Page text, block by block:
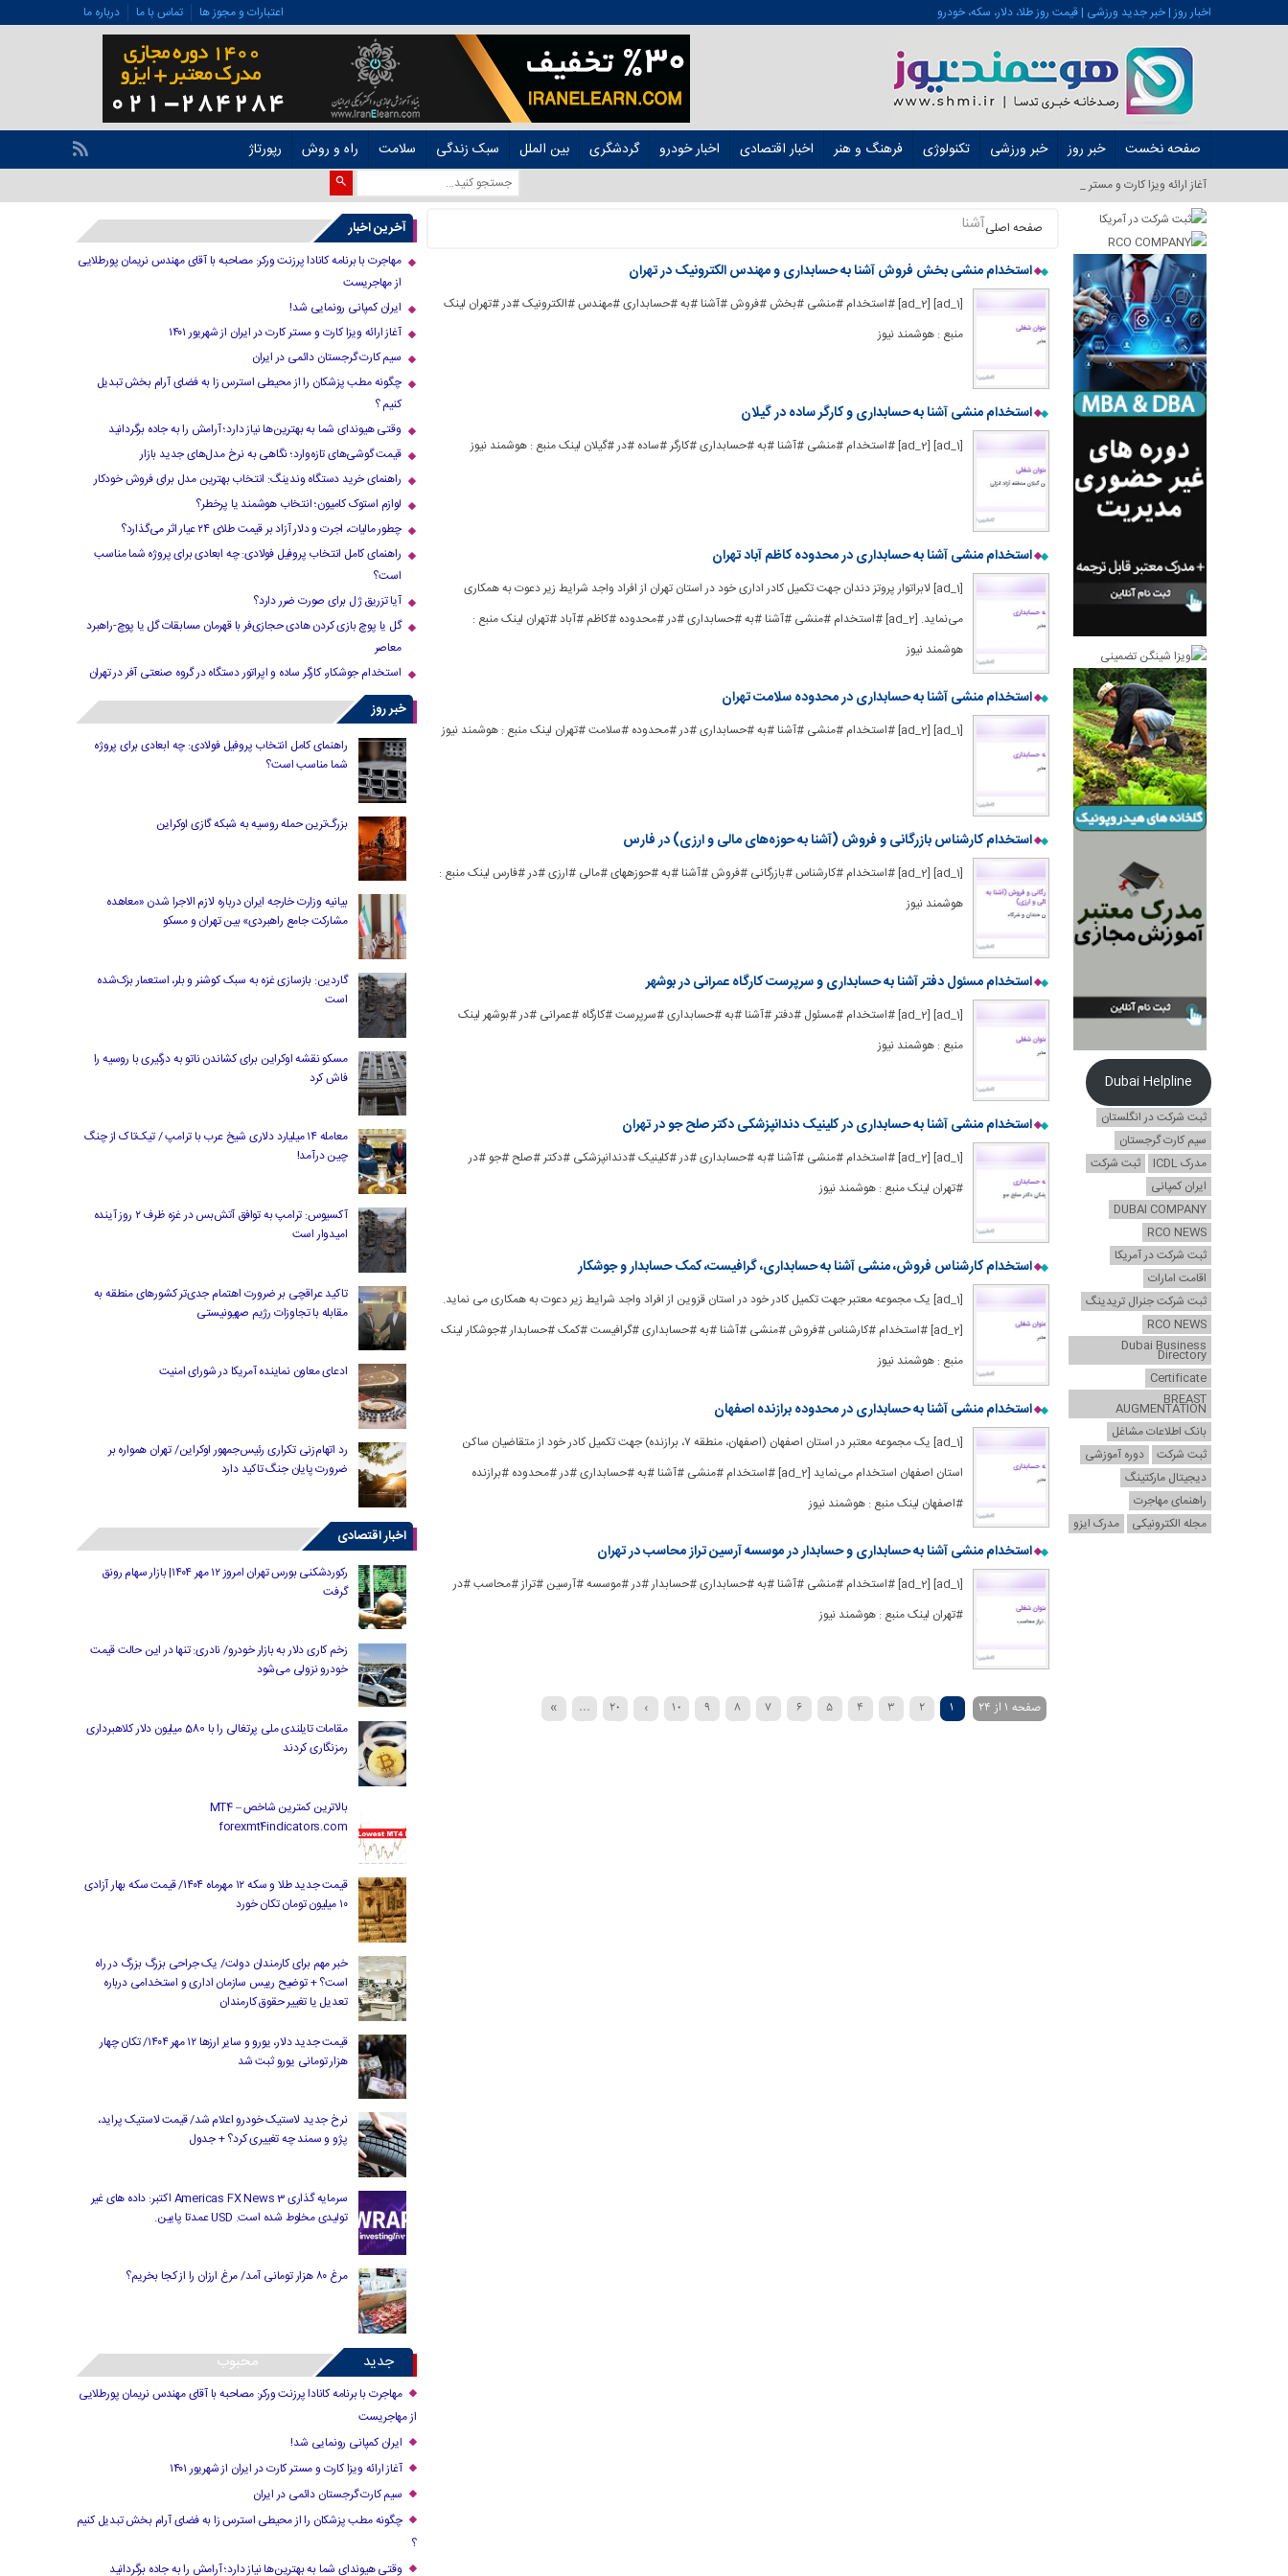
اخبار روز | خبر جدید ورزشی | قیمت روز طلا، دلار، سکه، خودرو اعتبارات و مجوز ها تماس با ما درباره ما
صفحه نخست خبر روز خبر ورزشی تکنولوژی فرهنگ و هنر اخبار اقتصادی اخبار خودرو گردشگری بین الملل سبک زندگی سلامت راه و روش رپورتاژ
آغاز ارائه ویزا کارت و مستر کارت در ایر_
صفحه اصلیآشنا
استخدام منشی بخش فروش آشنا به حسابداری و مهندس الکترونیک در تهران
[ad_1] [ad_2] #استخدام #منشی #بخش #فروش #آشنا #به #حسابداری #مهندس #الکترونیک #در #تهران لینک
منبع : هوشمند نیوز
استخدام منشی آشنا به حسابداری و کارگر ساده در گیلان
[ad_1] [ad_2] #استخدام #منشی #آشنا #به #حسابداری #کارگر #ساده #در #گیلان لینک منبع : هوشمند نیوز
استخدام منشی آشنا به حسابداری در محدوده کاظم آباد تهران
[ad_1] لابراتوار پروتز دندان جهت تکمیل کادر اداری خود در استان تهران از افراد واجد شرایط زیر دعوت به همکاری
می‌نماید. [ad_2] #استخدام #منشی #آشنا #به #حسابداری #در #محدوده #کاظم #آباد #تهران لینک منبع :
هوشمند نیوز
استخدام منشی آشنا به حسابداری در محدوده سلامت تهران
[ad_1] [ad_2] #استخدام #منشی #آشنا #به #حسابداری #در #محدوده #سلامت #تهران لینک منبع : هوشمند نیوز
استخدام کارشناس بازرگانی و فروش (آشنا به حوزه‌های مالی و ارزی) در فارس
[ad_1] [ad_2] #استخدام #کارشناس #بازرگانی #فروش #آشنا #به #حوزههای #مالی #ارزی #در #فارس لینک منبع :
هوشمند نیوز
استخدام مسئول دفتر آشنا به حسابداری و سرپرست کارگاه عمرانی در بوشهر
[ad_1] [ad_2] #استخدام #مسئول #دفتر #آشنا #به #حسابداری #سرپرست #کارگاه #عمرانی #در #بوشهر لینک
منبع : هوشمند نیوز
استخدام منشی آشنا به حسابداری در کلینیک دندانپزشکی دکتر صلح جو در تهران
[ad_1] [ad_2] #استخدام #منشی #آشنا #به #حسابداری #در #کلینیک #دندانپزشکی #دکتر #صلح #جو #در
#تهران لینک منبع : هوشمند نیوز
استخدام کارشناس فروش، منشی آشنا به حسابداری، گرافیست، کمک حسابدار و جوشکار
[ad_1] یک مجموعه معتبر جهت تکمیل کادر خود در استان قزوین از افراد واجد شرایط زیر دعوت به همکاری می نماید.
[ad_2] #استخدام #کارشناس #فروش #منشی #آشنا #به #حسابداری #گرافیست #کمک #حسابدار #جوشکار لینک
منبع : هوشمند نیوز
استخدام منشی آشنا به حسابداری در محدوده برازنده اصفهان
[ad_1] یک مجموعه معتبر در استان اصفهان (اصفهان، منطقه ۷، برازنده) جهت تکمیل کادر خود از متقاضیان ساکن
استان اصفهان استخدام می‌نماید [ad_2] #استخدام #منشی #آشنا #به #حسابداری #در #محدوده #برازنده
#اصفهان لینک منبع : هوشمند نیوز
استخدام منشی آشنا به حسابداری و حسابدار در موسسه آرسین تراز محاسب در تهران
[ad_1] [ad_2] #استخدام #منشی #آشنا #به #حسابداری #حسابدار #در #موسسه #آرسین #تراز #محاسب #در
#تهران لینک منبع : هوشمند نیوز
صفحه 1 از 24 1
2
3
4
5
6
7
8
9
10
›
20
...
»
Dubai Helpline
ثبت شرکت در انگلستان
سیم کارت گرجستان
مدرک ICDL
ثبت شرکت
ایران کمپانی
DUBAI COMPANY
RCO NEWS
ثبت شرکت در آمریکا
اقامت امارات
ثبت شرکت جنرال تریدینگ
RCO NEWS
Dubai Business
Directory
Certificate
BREAST
AUGMENTATION
بانک اطلاعات مشاغل
ثبت شرکت
دوره آموزشی
دیجیتال مارکتینگ
راهنمای مهاجرت
مجله الکترونیکی
مدرک ایزو
آخرین اخبار
مهاجرت با برنامه کانادا پرزنت ورکر: مصاحبه با آقای مهندس نریمان پورطلایی
از مهاجریست
ایران کمپانی رونمایی شد!
آغاز ارائه ویزا کارت و مستر کارت در ایران از شهریور ۱۴۰۱
سیم کارت گرجستان دائمی در ایران
چگونه مطب پزشکان را از محیطی استرس زا به فضای آرام بخش تبدیل
کنیم ؟
وقتی هیوندای شما به بهترین‌ها نیاز دارد؛ آرامش را به جاده برگردانید
قیمت گوشی‌های تازه‌وارد؛ نگاهی به نرخ مدل‌های جدید بازار
راهنمای خرید دستگاه وندینگ: انتخاب بهترین مدل برای فروش خودکار
لوازم استوک کامیون؛ انتخاب هوشمند یا پرخطر؟
چطور مالیات، اجرت و دلار آزاد بر قیمت طلای ۲۴ عیار اثر می‌گذارد؟
راهنمای کامل انتخاب پروفیل فولادی: چه ابعادی برای پروژه شما مناسب
است؟
آیا تزریق ژل برای صورت ضرر دارد​؟
گل یا پوچ بازی کردن هادی حجازی‌فر با قهرمان مسابقات گل یا پوچ-راهبرد
معاصر
استخدام جوشکار، کارگر ساده و اپراتور دستگاه در گروه صنعتی آفر در تهران
خبر روز
راهنمای کامل انتخاب پروفیل فولادی: چه ابعادی برای پروژه
شما مناسب است؟
بزرگ‌ترین حمله روسیه به شبکه گازی اوکراین
بیانیه وزارت خارجه ایران درباره لازم‌ الاجرا شدن «معاهده
مشارکت جامع راهبردی» بین تهران و مسکو
گاردین: بازسازی غزه به سبک کوشنر و بلر، استعمار بزک‌شده
است
مسکو نقشه اوکراین برای کشاندن ناتو به درگیری با روسیه را
فاش کرد
معامله ۱۴ میلیارد دلاری شیخ عرب با ترامپ / تیک‌تاک از چنگ
چین درآمد!
آکسیوس: ترامپ به توافق آتش‌بس در غزه ظرف ۲ روز آینده
امیدوار است
تاکید عراقچی بر ضرورت اهتمام جدی‌تر کشورهای منطقه به
مقابله با تجاوزات رژیم صهیونیستی
ادعای معاون نماینده آمریکا در شورای امنیت
رد اتهام‌زنی تکراری رئیس‌جمهور اوکراین/ تهران همواره بر
ضرورت پایان جنگ تاکید دارد
اخبار اقتصادی
رکوردشکنی بورس تهران امروز ۱۲ مهر ۱۴۰۴| بازار سهام رونق
گرفت
زخم کاری دلار به بازار خودرو/ نادری: تنها در این حالت قیمت
خودرو نزولی می‌شود
مقامات تایلندی ملی پرتغالی را با 580 میلیون دلار کلاهبرداری
رمزنگاری کردند
بالاترین کمترین شاخص MT4 –
forexmt4indicators.com
قیمت جدید طلا و سکه ۱۲ مهرماه ۱۴۰۴/ قیمت سکه بهار آزادی
۱۰ میلیون تومان تکان خورد
خبر مهم برای کارمندان دولت/ یک جراحی بزرگ بزرگ در راه
است؟ + توضیح رییس سازمان اداری و استخدامی درباره
تعدیل یا تغییر حقوق کارمندان
قیمت جدید دلار، یورو و سایر ارزها ۱۲ مهر ۱۴۰۴/ تکان چهار
هزار تومانی یورو ثبت شد
نرخ جدید لاستیک خودرو اعلام شد/ قیمت لاستیک پراید،
پژو و سمند چه تغییری کرد؟ + جدول
سرمایه گذاری Americas FX News 3 اکتبر: داده های غیر
تولیدی مخلوط شده است. USD عمدتا پایین.
مرغ ۸۰ هزار تومانی آمد/ مرغ ارزان را از کجا بخریم؟
جدید محبوب
مهاجرت با برنامه کانادا پرزنت ورکر: مصاحبه با آقای مهندس نریمان پورطلایی
از مهاجریست
ایران کمپانی رونمایی شد!
آغاز ارائه ویزا کارت و مستر کارت در ایران از شهریور ۱۴۰۱
سیم کارت گرجستان دائمی در ایران
چگونه مطب پزشکان را از محیطی استرس زا به فضای آرام بخش تبدیل کنیم
؟
وقتی هیوندای شما به بهترین‌ها نیاز دارد؛ آرامش را به جاده برگردانید